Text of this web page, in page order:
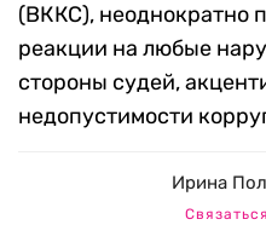
(ВККС), неоднократно
реакции на любые
стороны судей,
недопустимости
Ирина